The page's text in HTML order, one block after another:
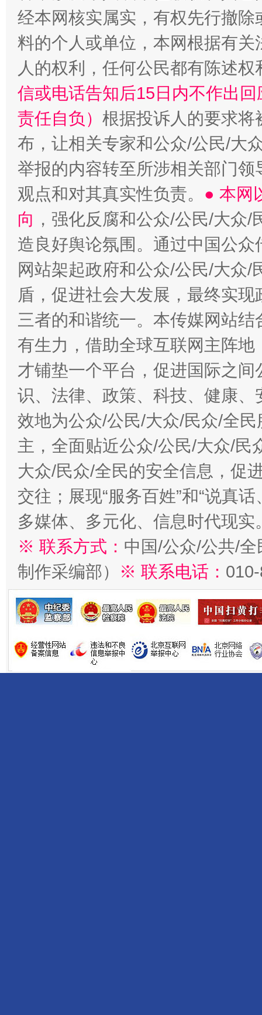
扯下公款旅游的“隐身衣” 如何以
经本网核实属实，有权先行撤
料的个人或单位，本网根据有
人的权利，任何公民都有陈述
信或电话告知后15日内不作出
责任自负） 根据投诉人的要求将
布，让相关专家和公众/公民/大
举报的内容转至所涉相关部门
观点和对其真实性负责。 ● 本网
向 ，强化反腐和公众/公民/大众
造良好舆论氛围。通过中国公
网站架起政府和公众/公民/大众
盾，促进社会大发展，最终实
三者的和谐统一。本传媒网站
有生力，借助全球互联网主阵
才铺垫一个平台，促进国际之
识、法律、政策、科技、健康
效地为公众/公民/大众/民众/全
主，全面贴近公众/公民/大众/民
大众/民众/全民的安全信息，促
交往；展现“服务百姓”和“说真
多媒体、多元化、信息时代现实
※ 联系方式： 中国/公众/公共/
制作采编部）
※ 联系电话：